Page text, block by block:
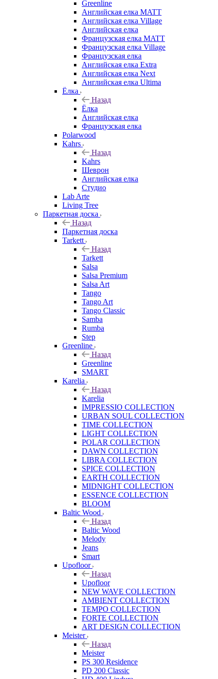
Greenline
Английская елка MATT
Английская елка Village
Английская елка
Французская елка MATT
Французская елка Village
Французская елка
Английская елка Extra
Английская елка Next
Английская елка Ultima
Ёлка
Назад
Ёлка
Английская елка
Французская елка
Polarwood
Kahrs
Назад
Kahrs
Шеврон
Английская елка
Студио
Lab Arte
Living Tree
Паркетная доска
Назад
Паркетная доска
Tarkett
Назад
Tarkett
Salsa
Salsa Premium
Salsa Art
Tango
Tango Art
Tango Classic
Samba
Rumba
Step
Greenline
Назад
Greenline
SMART
Karelia
Назад
Karelia
IMPRESSIO COLLECTION
URBAN SOUL COLLECTION
TIME COLLECTION
LIGHT COLLECTION
POLAR COLLECTION
DAWN COLLECTION
LIBRA COLLECTION
SPICE COLLECTION
EARTH COLLECTION
MIDNIGHT COLLECTION
ESSENCE COLLECTION
BLOOM
Baltic Wood
Назад
Baltic Wood
Melody
Jeans
Smart
Upofloor
Назад
Upofloor
NEW WAVE COLLECTION
AMBIENT COLLECTION
TEMPO COLLECTION
FORTE COLLECTION
ART DESIGN COLLECTION
Meister
Назад
Meister
PS 300 Residence
PD 200 Classic